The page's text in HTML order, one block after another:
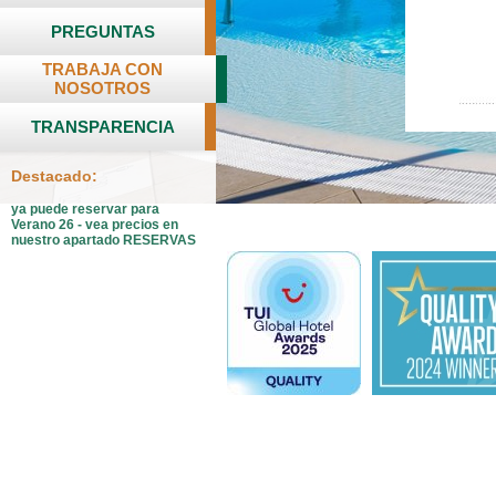
PREGUNTAS
TRABAJA CON
NOSOTROS
TRANSPARENCIA
Destacado:
ya puede reservar para
Verano 26 - vea precios en
nuestro apartado RESERVAS